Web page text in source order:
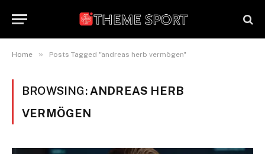
Home » Posts Tagged "andreas herb vermögen"
BROWSING: ANDREAS HERB
VERMÖGEN